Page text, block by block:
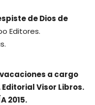
de Dios de
Editores.
a cargo
Visor Libros.
2015.